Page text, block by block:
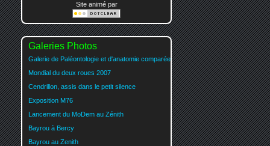
Site animé par
Galeries Photos
Galerie de Paléontologie et d'anatomie comparée
Mondial du deux roues 2007
Cendrillon, assis dans le petit silence
Exposition M76
Lancement du MoDem au Zénith
Bayrou à Bercy
Bayrou au Zenith